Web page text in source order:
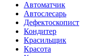
Автоматчик
Автослесарь
Дефектоскопист
Кондитер
Красильщик
Красота